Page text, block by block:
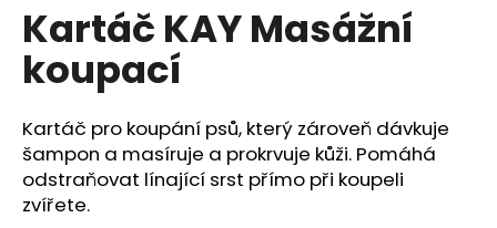
produktu
je
0,0
hvězdiček.
Kartáč KAY Masážní
koupací
Kartáč pro koupání psů, který zároveň dávkuje
šampon a masíruje a prokrvuje kůži. Pomáhá
odstraňovat línající srst přímo při koupeli
zvířete.
D
o